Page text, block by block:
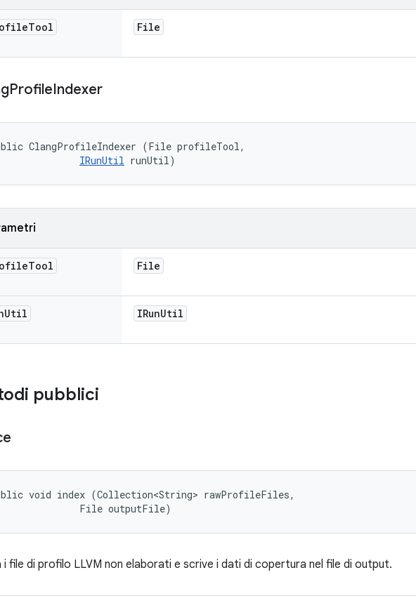
Tool File
ProfileIndexer
ClangProfileIndexer (File profileTool,
IRunUtil runUtil)
Tool File
Util IRunUtil
pubblici
void index (Collection<String> rawProfileFiles,
File outputFile)
i file di profilo LLVM non elaborati e scrive i dati di copertura nel file di output.